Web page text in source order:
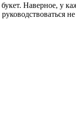
Наверное,